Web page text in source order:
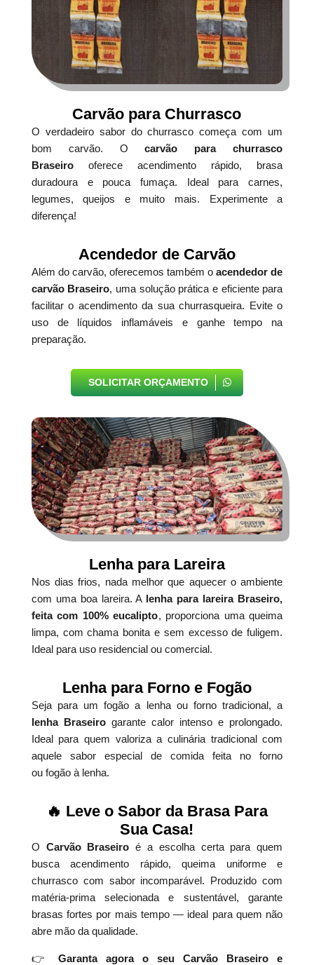
Carvão para Churrasco
O verdadeiro sabor do churrasco começa com um
bom carvão. Ocarvão para churrasco
Braseirooferece acendimento rápido, brasa
duradoura e pouca fumaça. Ideal para carnes,
legumes, queijos e muito mais. Experimente a
diferença!
Acendedor de Carvão
Além do carvão, oferecemos também oacendedor de
carvão Braseiro, uma solução prática e eficiente para
facilitar o acendimento da sua churrasqueira. Evite o
uso de líquidos inflamáveis e ganhe tempo na
preparação.
SOLICITAR ORÇAMENTO
Lenha para Lareira
Nos dias frios, nada melhor que aquecer o ambiente
com uma boa lareira. A lenha para lareira Braseiro,
feita com 100% eucalipto, proporciona uma queima
limpa, com chama bonita e sem excesso de fuligem.
Ideal para uso residencial ou comercial.
Lenha para Forno e Fogão
Seja para um fogão a lenha ou forno tradicional, a
lenha Braseirogarante calor intenso e prolongado.
Ideal para quem valoriza a culinária tradicional com
aquele sabor especial de comida feita no forno
ou fogão à lenha.
🔥 Leve o Sabor da Brasa Para
Sua Casa!
O Carvão Braseiro é a escolha certa para quem
busca acendimento rápido, queima uniforme e
churrasco com sabor incomparável. Produzido com
matéria-prima selecionada e sustentável, garante
brasas fortes por mais tempo — ideal para quem não
abre mão da qualidade.
👉
Garanta agora o seu Carvão Braseiro e